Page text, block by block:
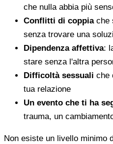
che nulla abbia più
Conflitti di coppiache
senza trovare una
Dipendenza affettiva:
stare senza l'altra
Difficoltà sessuali che
tua relazione
Un evento che ti ha
trauma, un
Non esiste un livello minimo